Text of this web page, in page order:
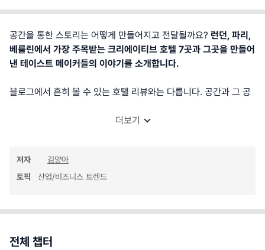
공간을 통한 스토리는 어떻게 만들어지고 전달될까요? 런던, 파리,
베를린에서 가장 주목받는 크리에이티브 호텔 7곳과 그곳을 만들어
낸 테이스트 메이커들의 이야기를 소개합니다.
블로그에서 흔히 볼 수 있는 호텔 리뷰와는 다릅니다. 공간과 그 공
더보기
저자
김양아
토픽
산업/비즈니스 트렌드
전체 챕터